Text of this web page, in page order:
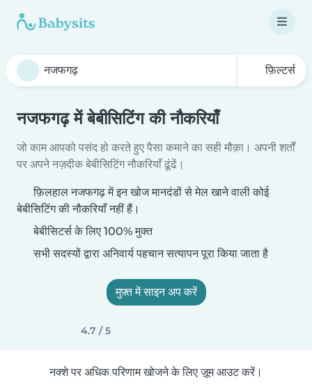
फ़िल्टर्स
नजफगढ़ में बेबीसिटिंग की नौकरियाँ
जो काम आपको पसंद हो करते हुए पैसा कमाने का सही मौक़ा। अपनी शर्तों
पर अपने नज़दीक बेबीसिटिंग नौकरियाँ ढूंढें।
फ़िलहाल नजफगढ़ में इन खोज मानदंडों से मेल खाने वाली कोई
बेबीसिटिंग की नौकरियाँ नहीं हैं।
बेबीसिटर्स के लिए 100% मुक्त
सभी सदस्यों द्वारा अनिवार्य पहचान सत्यापन पूरा किया जाता है
मुफ़्त में साइन अप करें
4.7 / 5
नक्शे पर अधिक परिणाम खोजने के लिए ज़ूम आउट करें।